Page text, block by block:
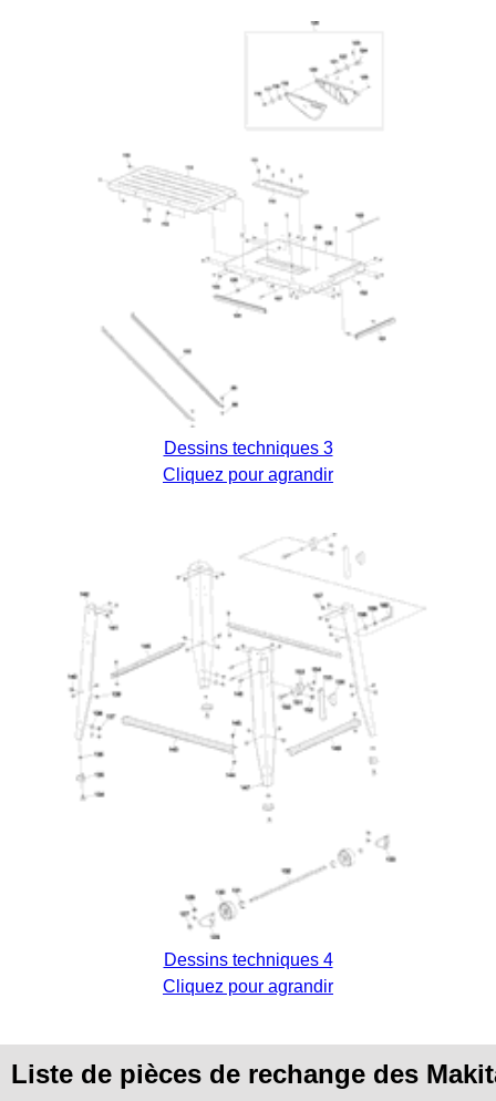
Dessins techniques 3
Cliquez pour agrandir
Dessins techniques 4
Cliquez pour agrandir
Liste de pièces de rechange des